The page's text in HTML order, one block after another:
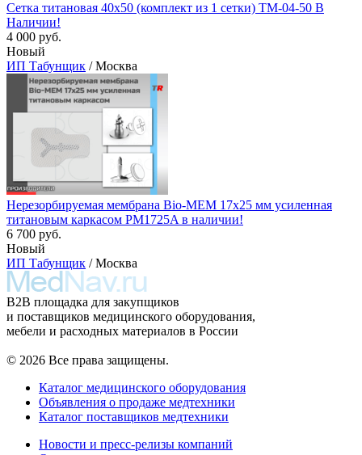
Сетка титановая 40х50 (комплект из 1 сетки) TM-04-50 В
Наличии!
4 000 руб.
Новый
ИП Табунщик / Москва
Нерезорбируемая мембрана Bio-MEM 17x25 мм усиленная
титановым каркасом PM1725A в наличии!
6 700 руб.
Новый
ИП Табунщик / Москва
B2B площадка для закупщиков
и поставщиков медицинского оборудования,
мебели и расходных материалов в России
© 2026 Все права защищены.
Каталог медицинского оборудования
Объявления о продаже медтехники
Каталог поставщиков медтехники
Новости и пресс-релизы компаний